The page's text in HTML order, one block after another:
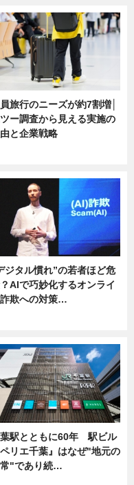
旅行のニーズが約7割増│
ー調査から見える実施の
と企業戦略
ジタル慣れ”の若者ほど危
AIで巧妙化するオンライ
欺への対策…
駅とともに60年 駅ビル
ペリエ千葉』はなぜ"地元の
常"であり続…